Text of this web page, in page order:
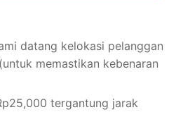
datang kelokasi pelanggan
memastikan kebenaran
tergantung jarak